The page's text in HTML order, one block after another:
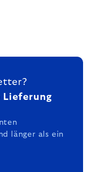
Lieferung
länger als ein